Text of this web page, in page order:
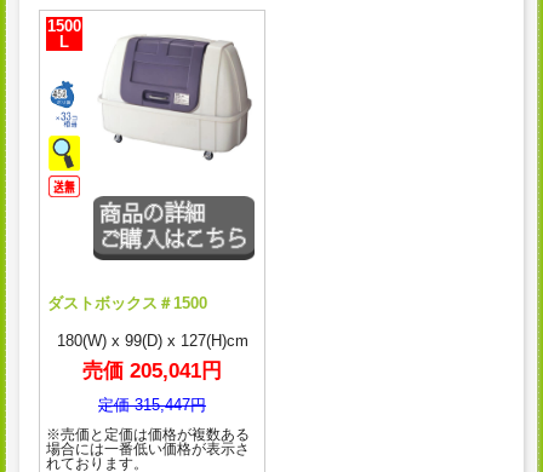
1500
L
ダストボックス＃1500
180(W) x 99(D) x 127(H)cm
売価 205,041円
定価 315,447円
※売価と定価は価格が複数ある
場合には一番低い価格が表示さ
れております。